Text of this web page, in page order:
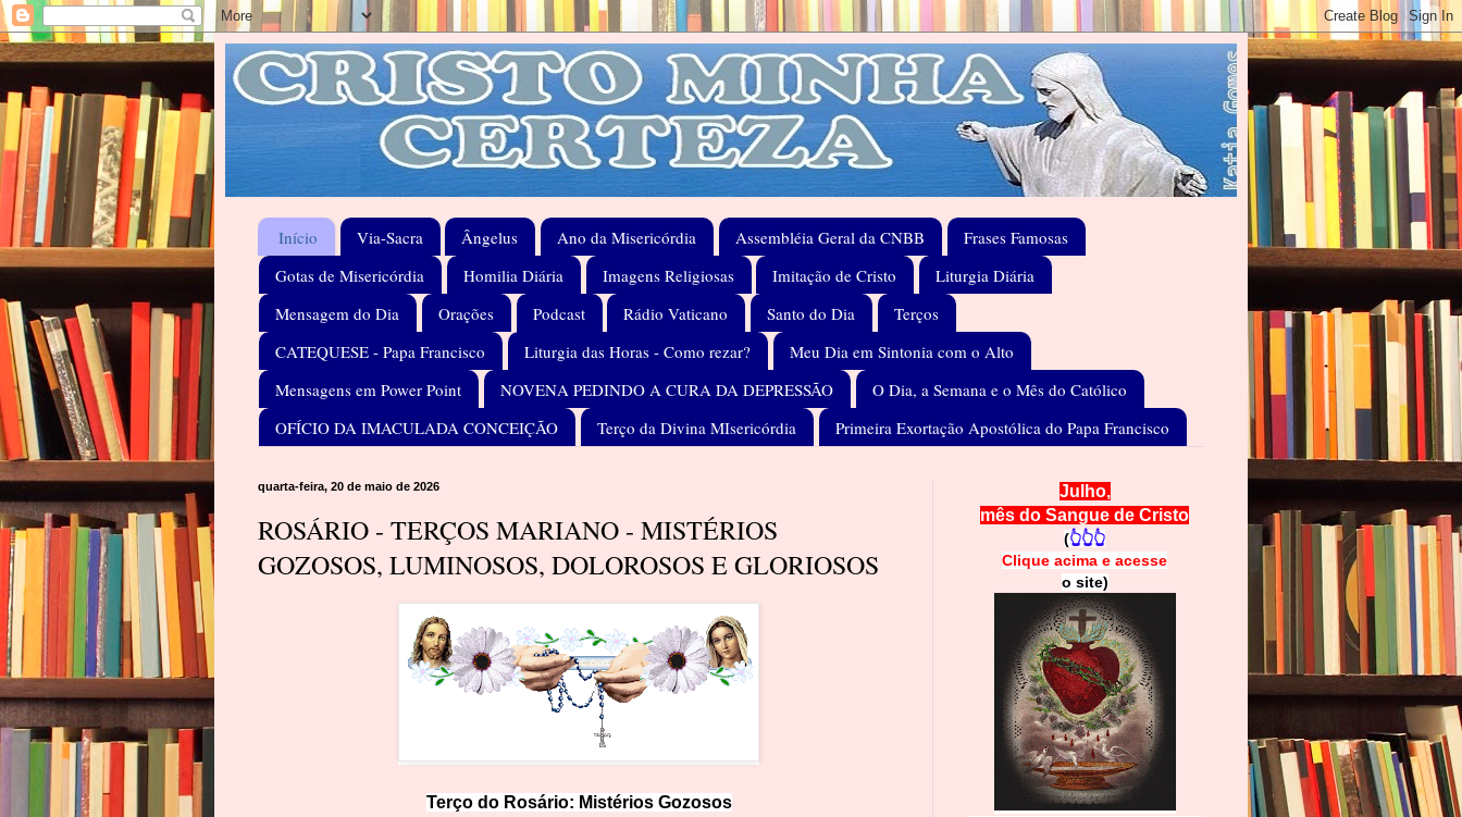
Início Via-Sacra Ângelus Ano da Misericórdia Assembléia Geral da CNBB
Frases Famosas
Gotas de Misericórdia
Homilia Diária Imagens Religiosas Imitação de Cristo
Liturgia Diária
Mensagem do Dia
Orações Podcast Rádio Vaticano Santo do Dia
Terços
CATEQUESE - Papa Francisco
Liturgia das Horas - Como rezar?
Meu Dia em Sintonia com o Alto
Mensagens em Power Point
NOVENA PEDINDO A CURA DA DEPRESSÃO
O Dia, a Semana e o Mês do Católico
OFÍCIO DA IMACULADA CONCEIÇÃO
Terço da Divina MIsericórdia Primeira Exortação Apostólica do Papa Francisco
quarta-feira, 20 de maio de 2026
ROSÁRIO - TERÇOS MARIANO - MISTÉRIOS
GOZOSOS, LUMINOSOS, DOLOROSOS E GLORIOSOS
Terço do Rosário: Mistérios Gozosos
Julho,
mês do Sangue de Cristo
(👆👆👆
Clique acima e acesse
o site)